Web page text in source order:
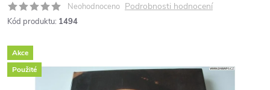
Neohodnoceno Podrobnosti hodnocení
Kód produktu: 1494
Akce
Použité